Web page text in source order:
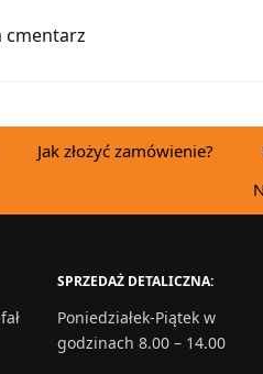
cmentarz
Jak złożyć zamówienie?
SPRZEDAŻ DETALICZNA:
Poniedziałek-Piątek w
godzinach 8.00 – 14.00